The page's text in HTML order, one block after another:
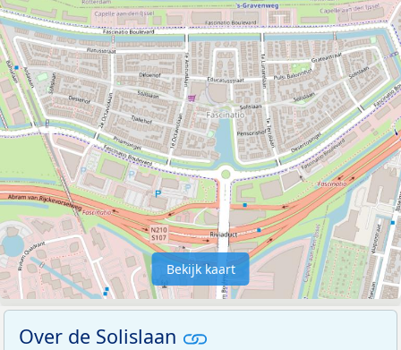
Bekijk kaart
Over de Solislaan